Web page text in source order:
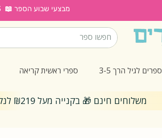
מבצעי שבוע הספר 📖 3 ספרים ב-₪120 בלבד!
ספרים לגיל הרך 3-5 ספרי ראשית קריאה
משלוחים חינם 🎁 בקנייה מעל ₪219 לנק' איסוף/ עד הבית בקנייה מעל ₪299